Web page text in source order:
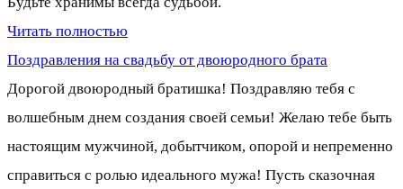
Читать полностью
Поздравления на свадьбу от двоюродного брата
Дорогой двоюродный братишка! Поздравляю тебя с
волшебным днем создания своей семьи! Желаю тебе быть
настоящим мужчиной, добытчиком, опорой и непременно
справиться с ролью идеального мужа! Пусть сказочная